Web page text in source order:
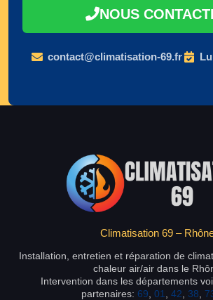
NOUS
contact@climatisation-69.fr
Climatisation 69 –
Installation, entretien et réparation de
chaleur air/air dans le
Intervention dans les départements
partenaires: 69 01 42 38